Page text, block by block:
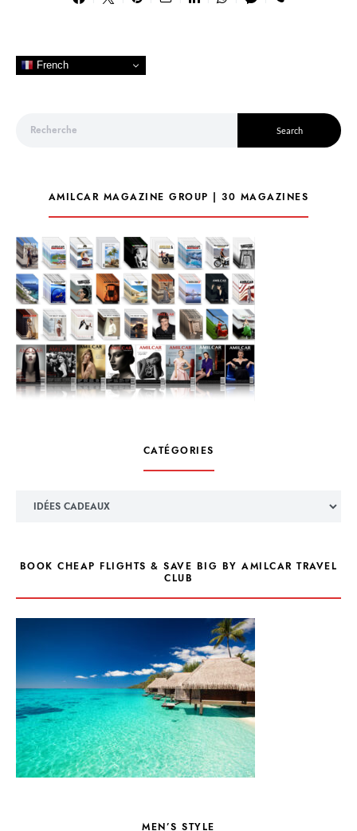
French
Search
AMILCAR MAGAZINE GROUP | 30 MAGAZINES
CATÉGORIES
Catégories
BOOK CHEAP FLIGHTS & SAVE BIG BY AMILCAR TRAVEL
CLUB
MEN’S STYLE